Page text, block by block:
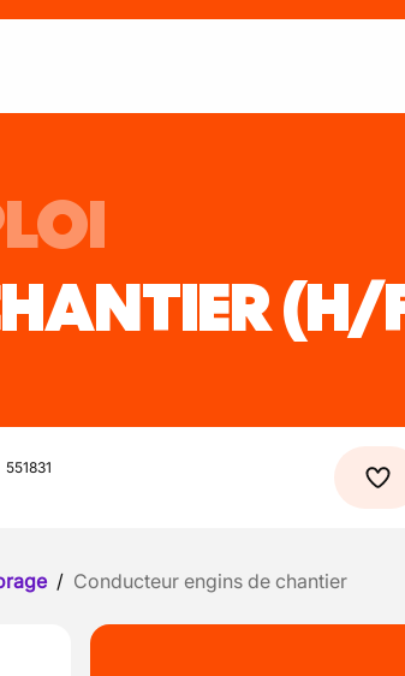
(H/
551831
/ Conducteur engins de chantier